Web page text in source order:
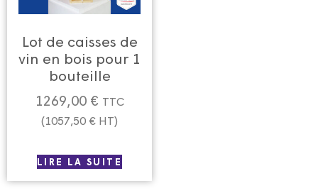
Lot de caisses de
vin en bois pour 1
bouteille
1269,00 € TTC
(1057,50 € HT)
LIRE LA SUITE